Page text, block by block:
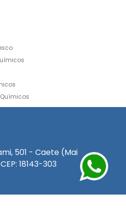
para Alcoólatra
Quimica
501 - Caete (Mai
18143-303